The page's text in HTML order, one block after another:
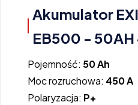
Akumulator
EB500 - 50AH
Pojemność: 50 Ah
Moc rozruchowa: 450 A
Polaryzacja: P+